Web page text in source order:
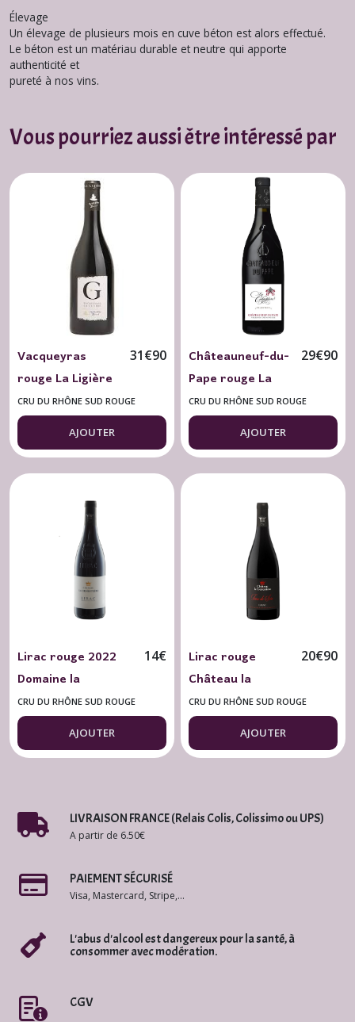
Élevage
Un élevage de plusieurs mois en cuve béton est alors effectué.
Le béton est un matériau durable et neutre qui apporte
authenticité et
pureté à nos vins.
Vous pourriez aussi être intéressé par
Vacqueyras
rouge La Ligière
2023 Cuvée G 75
cl. Bio
31€90
CRU DU RHÔNE SUD ROUGE
AJOUTER
Châteauneuf-du-
Pape rouge La
Celestière 2022
"Tradition"
29€90
CRU DU RHÔNE SUD ROUGE
AJOUTER
Lirac rouge 2022
Domaine la
Genestière
14€
CRU DU RHÔNE SUD ROUGE
AJOUTER
Lirac rouge
Château la
Génestière 2023
Terre de Soie 75
cl.
20€90
CRU DU RHÔNE SUD ROUGE
AJOUTER
LIVRAISON FRANCE (Relais Colis, Colissimo ou UPS)
A partir de 6.50€
PAIEMENT SÉCURISÉ
Visa, Mastercard, Stripe,...
L'abus d'alcool est dangereux pour la santé, à
consommer avec modération.
CGV